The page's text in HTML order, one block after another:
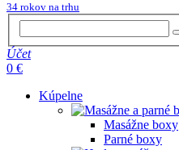
34 rokov na trhu
Účet
0 €
Kúpelne
Masážne boxy
Parné boxy